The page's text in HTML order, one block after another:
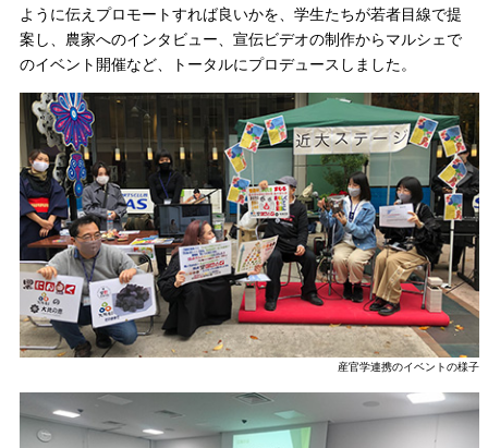
ように伝えプロモートすれば良いかを、学生たちが若者目線で提
案し、農家へのインタビュー、宣伝ビデオの制作からマルシェで
のイベント開催など、トータルにプロデュースしました。
産官学連携のイベントの様子